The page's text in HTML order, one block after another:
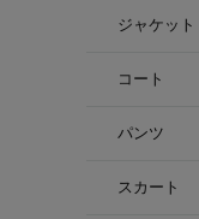
ジャケット
コート
パンツ
スカート